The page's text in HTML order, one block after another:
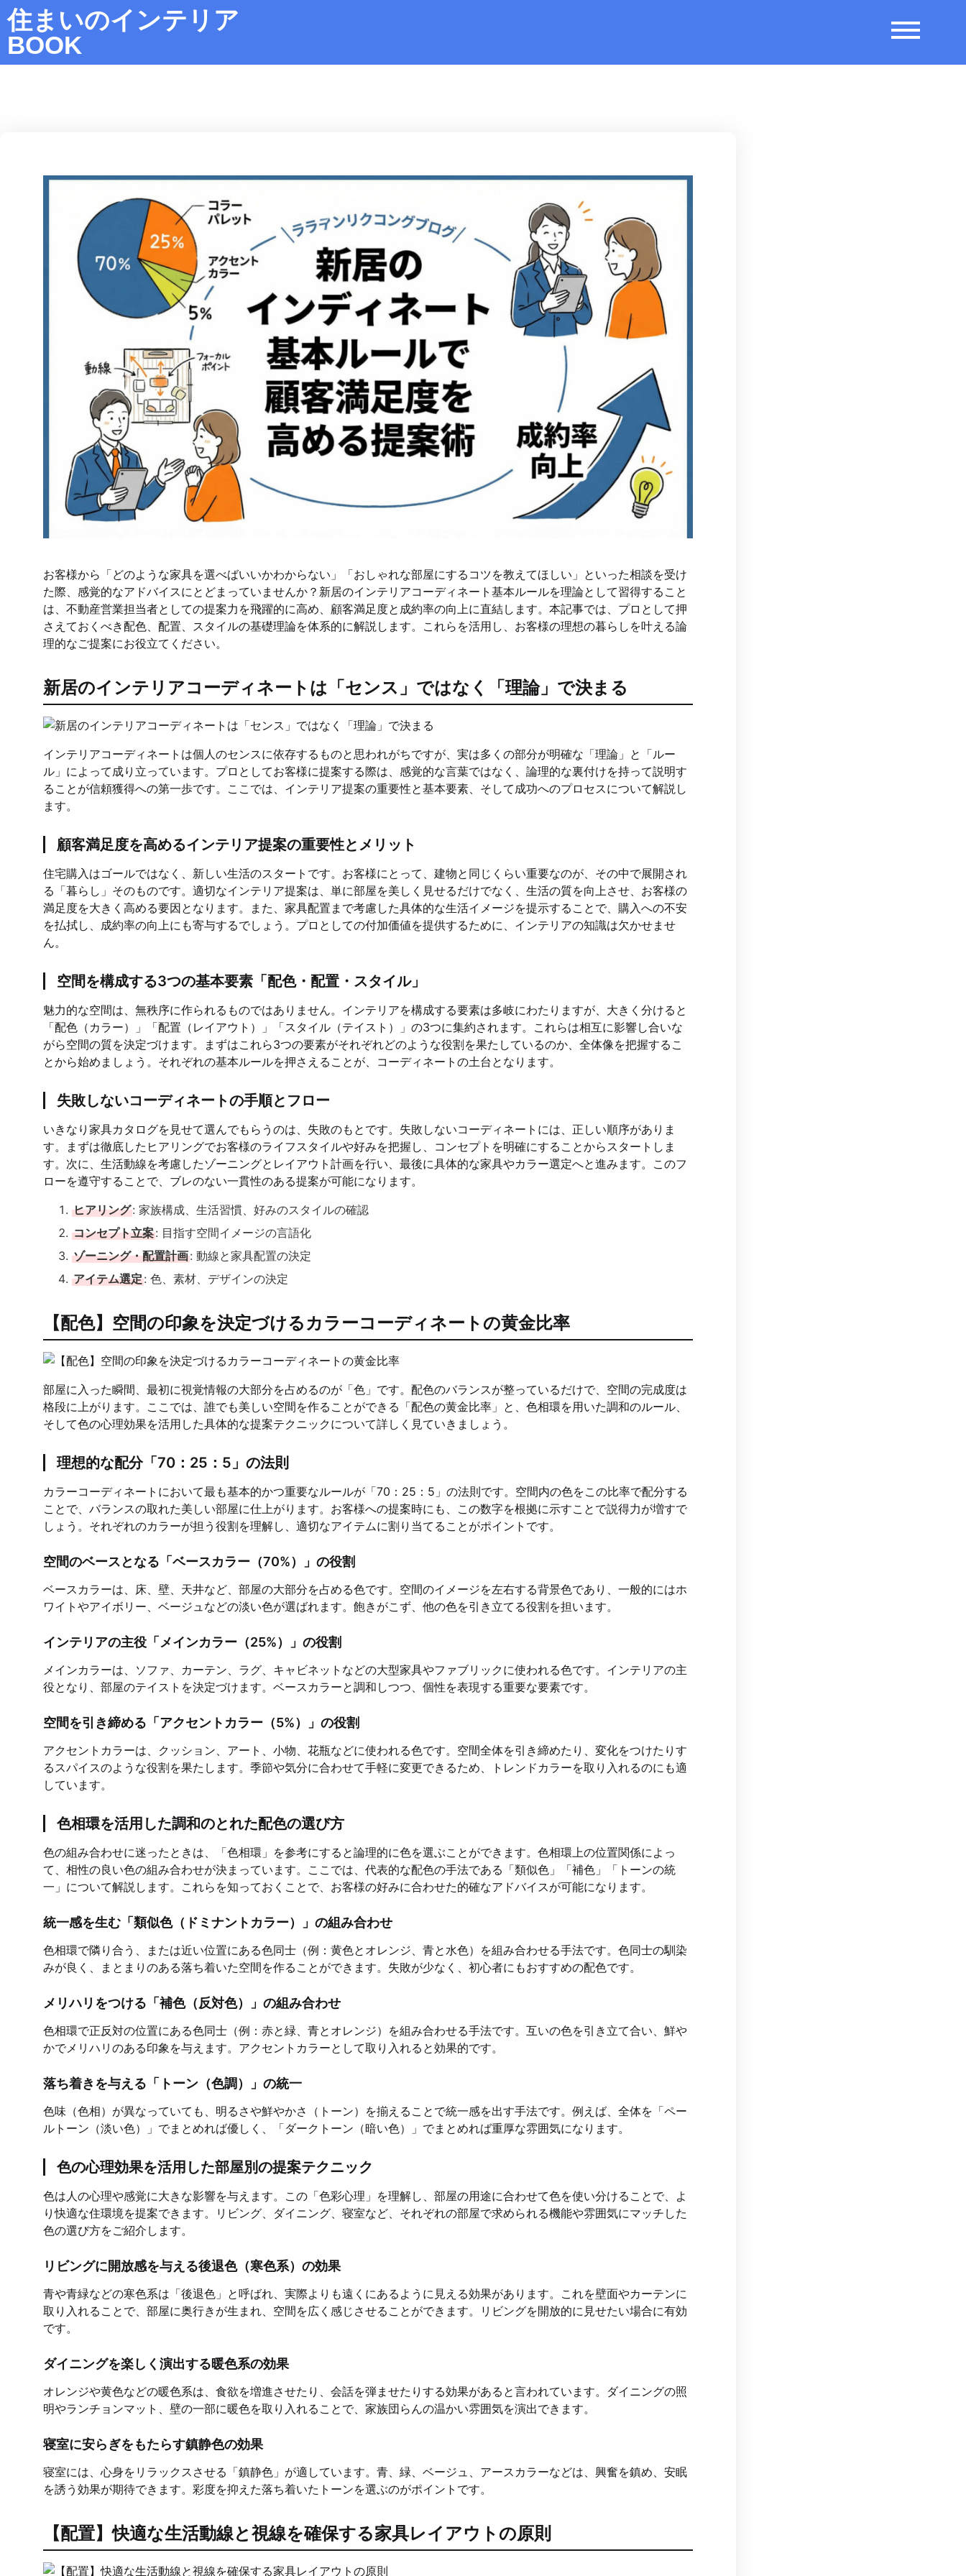
住まいのインテリア
BOOK
お客様から「どのような家具を選べばいいかわからない」「おしゃれな部屋にするコツを教えてほしい」といった相談を受け
た際、感覚的なアドバイスにとどまっていませんか？新居のインテリアコーディネート基本ルールを理論として習得すること
は、不動産営業担当者としての提案力を飛躍的に高め、顧客満足度と成約率の向上に直結します。本記事では、プロとして押
さえておくべき配色、配置、スタイルの基礎理論を体系的に解説します。これらを活用し、お客様の理想の暮らしを叶える論
理的なご提案にお役立てください。
新居のインテリアコーディネートは「センス」ではなく「理論」で決まる
インテリアコーディネートは個人のセンスに依存するものと思われがちですが、実は多くの部分が明確な「理論」と「ルー
ル」によって成り立っています。プロとしてお客様に提案する際は、感覚的な言葉ではなく、論理的な裏付けを持って説明す
ることが信頼獲得への第一歩です。ここでは、インテリア提案の重要性と基本要素、そして成功へのプロセスについて解説し
ます。
顧客満足度を高めるインテリア提案の重要性とメリット
住宅購入はゴールではなく、新しい生活のスタートです。お客様にとって、建物と同じくらい重要なのが、その中で展開され
る「暮らし」そのものです。適切なインテリア提案は、単に部屋を美しく見せるだけでなく、生活の質を向上させ、お客様の
満足度を大きく高める要因となります。また、家具配置まで考慮した具体的な生活イメージを提示することで、購入への不安
を払拭し、成約率の向上にも寄与するでしょう。プロとしての付加価値を提供するために、インテリアの知識は欠かせませ
ん。
空間を構成する3つの基本要素「配色・配置・スタイル」
魅力的な空間は、無秩序に作られるものではありません。インテリアを構成する要素は多岐にわたりますが、大きく分けると
「配色（カラー）」「配置（レイアウト）」「スタイル（テイスト）」の3つに集約されます。これらは相互に影響し合いな
がら空間の質を決定づけます。まずはこれら3つの要素がそれぞれどのような役割を果たしているのか、全体像を把握するこ
とから始めましょう。それぞれの基本ルールを押さえることが、コーディネートの土台となります。
失敗しないコーディネートの手順とフロー
いきなり家具カタログを見せて選んでもらうのは、失敗のもとです。失敗しないコーディネートには、正しい順序がありま
す。まずは徹底したヒアリングでお客様のライフスタイルや好みを把握し、コンセプトを明確にすることからスタートしま
す。次に、生活動線を考慮したゾーニングとレイアウト計画を行い、最後に具体的な家具やカラー選定へと進みます。このフ
ローを遵守することで、ブレのない一貫性のある提案が可能になります。
ヒアリング: 家族構成、生活習慣、好みのスタイルの確認
コンセプト立案: 目指す空間イメージの言語化
ゾーニング・配置計画: 動線と家具配置の決定
アイテム選定: 色、素材、デザインの決定
【配色】空間の印象を決定づけるカラーコーディネートの黄金比率
部屋に入った瞬間、最初に視覚情報の大部分を占めるのが「色」です。配色のバランスが整っているだけで、空間の完成度は
格段に上がります。ここでは、誰でも美しい空間を作ることができる「配色の黄金比率」と、色相環を用いた調和のルール、
そして色の心理効果を活用した具体的な提案テクニックについて詳しく見ていきましょう。
理想的な配分「70：25：5」の法則
カラーコーディネートにおいて最も基本的かつ重要なルールが「70：25：5」の法則です。空間内の色をこの比率で配分する
ことで、バランスの取れた美しい部屋に仕上がります。お客様への提案時にも、この数字を根拠に示すことで説得力が増すで
しょう。それぞれのカラーが担う役割を理解し、適切なアイテムに割り当てることがポイントです。
空間のベースとなる「ベースカラー（70%）」の役割
ベースカラーは、床、壁、天井など、部屋の大部分を占める色です。空間のイメージを左右する背景色であり、一般的にはホ
ワイトやアイボリー、ベージュなどの淡い色が選ばれます。飽きがこず、他の色を引き立てる役割を担います。
インテリアの主役「メインカラー（25%）」の役割
メインカラーは、ソファ、カーテン、ラグ、キャビネットなどの大型家具やファブリックに使われる色です。インテリアの主
役となり、部屋のテイストを決定づけます。ベースカラーと調和しつつ、個性を表現する重要な要素です。
空間を引き締める「アクセントカラー（5%）」の役割
アクセントカラーは、クッション、アート、小物、花瓶などに使われる色です。空間全体を引き締めたり、変化をつけたりす
るスパイスのような役割を果たします。季節や気分に合わせて手軽に変更できるため、トレンドカラーを取り入れるのにも適
しています。
色相環を活用した調和のとれた配色の選び方
色の組み合わせに迷ったときは、「色相環」を参考にすると論理的に色を選ぶことができます。色相環上の位置関係によっ
て、相性の良い色の組み合わせが決まっています。ここでは、代表的な配色の手法である「類似色」「補色」「トーンの統
一」について解説します。これらを知っておくことで、お客様の好みに合わせた的確なアドバイスが可能になります。
統一感を生む「類似色（ドミナントカラー）」の組み合わせ
色相環で隣り合う、または近い位置にある色同士（例：黄色とオレンジ、青と水色）を組み合わせる手法です。色同士の馴染
みが良く、まとまりのある落ち着いた空間を作ることができます。失敗が少なく、初心者にもおすすめの配色です。
メリハリをつける「補色（反対色）」の組み合わせ
色相環で正反対の位置にある色同士（例：赤と緑、青とオレンジ）を組み合わせる手法です。互いの色を引き立て合い、鮮や
かでメリハリのある印象を与えます。アクセントカラーとして取り入れると効果的です。
落ち着きを与える「トーン（色調）」の統一
色味（色相）が異なっていても、明るさや鮮やかさ（トーン）を揃えることで統一感を出す手法です。例えば、全体を「ペー
ルトーン（淡い色）」でまとめれば優しく、「ダークトーン（暗い色）」でまとめれば重厚な雰囲気になります。
色の心理効果を活用した部屋別の提案テクニック
色は人の心理や感覚に大きな影響を与えます。この「色彩心理」を理解し、部屋の用途に合わせて色を使い分けることで、よ
り快適な住環境を提案できます。リビング、ダイニング、寝室など、それぞれの部屋で求められる機能や雰囲気にマッチした
色の選び方をご紹介します。
リビングに開放感を与える後退色（寒色系）の効果
青や青緑などの寒色系は「後退色」と呼ばれ、実際よりも遠くにあるように見える効果があります。これを壁面やカーテンに
取り入れることで、部屋に奥行きが生まれ、空間を広く感じさせることができます。リビングを開放的に見せたい場合に有効
です。
ダイニングを楽しく演出する暖色系の効果
オレンジや黄色などの暖色系は、食欲を増進させたり、会話を弾ませたりする効果があると言われています。ダイニングの照
明やランチョンマット、壁の一部に暖色を取り入れることで、家族団らんの温かい雰囲気を演出できます。
寝室に安らぎをもたらす鎮静色の効果
寝室には、心身をリラックスさせる「鎮静色」が適しています。青、緑、ベージュ、アースカラーなどは、興奮を鎮め、安眠
を誘う効果が期待できます。彩度を抑えた落ち着いたトーンを選ぶのがポイントです。
【配置】快適な生活動線と視線を確保する家具レイアウトの原則